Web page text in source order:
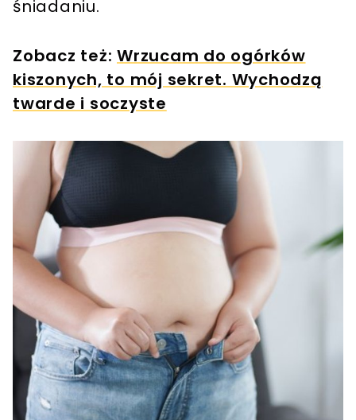
śniadaniu.
Zobacz też: Wrzucam do ogórków
kiszonych, to mój sekret. Wychodzą
twarde i soczyste